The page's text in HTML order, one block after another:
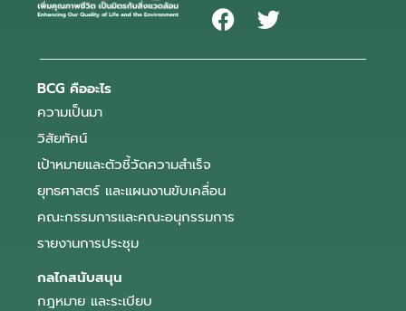
BCG คืออะไร
ความเป็นมา
วิสัยทัศน์
เป้าหมายและตัวชี้วัดความสำเร็จ
ยุทธศาสตร์ และแผนงานขับเคลื่อน
คณะกรรมการและคณะอนุกรรมการ
รายงานการประชุม
กลไกสนับสนุน
กฎหมาย และระเบียบ